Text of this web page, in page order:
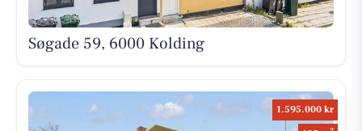
Søgade 59, 6000 Kolding
1.595.000 kr